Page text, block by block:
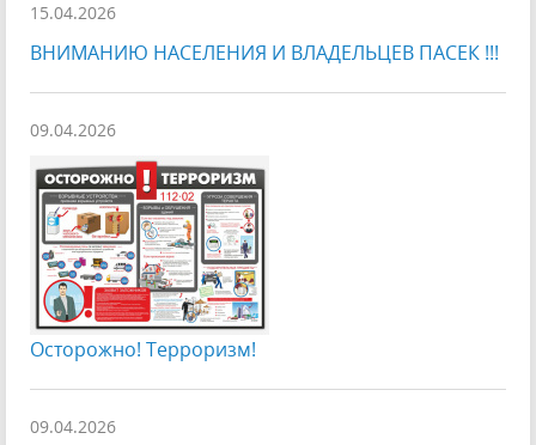
15.04.2026
ВНИМАНИЮ НАСЕЛЕНИЯ И ВЛАДЕЛЬЦЕВ ПАСЕК !!!
09.04.2026
Осторожно! Терроризм!
09.04.2026